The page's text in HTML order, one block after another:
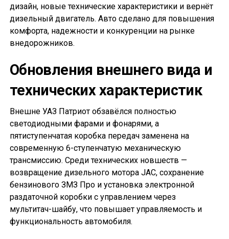
дизайн, новые технические характеристики и вернёт
дизельный двигатель. Авто сделано для повышения
комфорта, надежности и конкуренции на рынке
внедорожников.
Обновления внешнего вида и
технических характеристик
Внешне УАЗ Патриот обзавёлся полностью
светодиодными фарами и фонарями, а
пятиступенчатая коробка передач заменена на
современную 6-ступенчатую механическую
трансмиссию. Среди технических новшеств —
возвращение дизельного мотора JAC, сохранение
бензинового ЗМЗ Про и установка электронной
раздаточной коробки с управлением через
мультитач-шайбу, что повышает управляемость и
функциональность автомобиля.